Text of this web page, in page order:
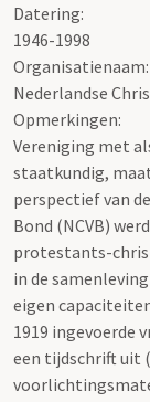
Datering:
1946-1998
Organisatienaam:
Nederlandse
Opmerkingen:
Vereniging met
staatkundig,
perspectief van
Bond (NCVB)
protestants-
in de
eigen
1919 ingevoerde
een tijdschrift uit